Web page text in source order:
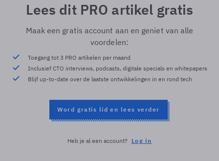
Lees dit PRO artikel gratis
Maak een gratis account aan en geniet van alle
voordelen:
Toegang tot 3 PRO artikelen per maand
Inclusief CTO interviews, podcasts, digitale specials en whitepapers
Blijf up-to-date over de laatste ontwikkelingen in en rond tech
Word gratis lid en lees verder
Heb je al een account? Log in